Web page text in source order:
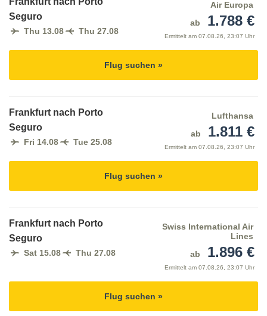
Seguro
Thu 13.08 Thu 27.08
Air Europa
ab
1.788 €
Ermittelt am 07.08.26, 23:07 Uhr
Flug suchen »
Frankfurt nach Porto
Seguro
Fri 14.08 Tue 25.08
Lufthansa
ab
1.811 €
Ermittelt am 07.08.26, 23:07 Uhr
Flug suchen »
Frankfurt nach Porto
Seguro
Sat 15.08 Thu 27.08
Swiss International Air
Lines
ab
1.896 €
Ermittelt am 07.08.26, 23:07 Uhr
Flug suchen »